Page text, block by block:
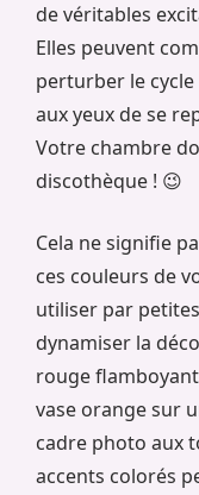
de véritables
Elles peuvent
perturber le
aux yeux de se
Votre chambre
discothèque ! 😉
Cela ne signifie
ces couleurs de
utiliser par
dynamiser la
rouge
vase orange sur
cadre photo aux
accents colorés